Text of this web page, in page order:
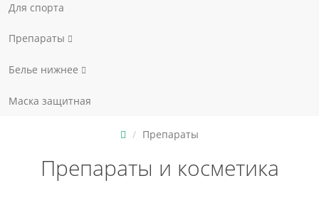
Для спорта
Препараты
Белье нижнее
Маска защитная
Препараты
Препараты и косметика